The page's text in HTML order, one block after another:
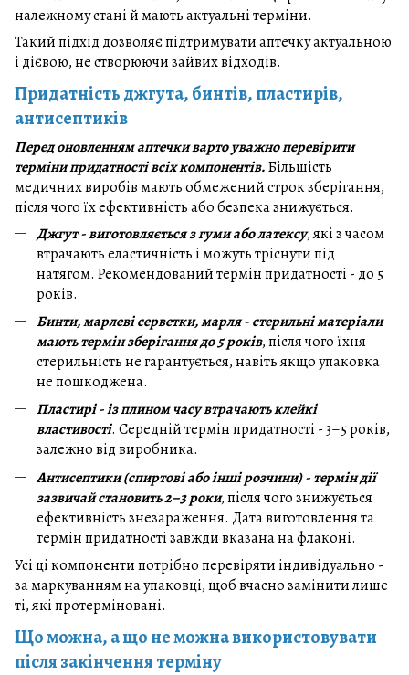
належному стані й мають актуальні терміни.
Такий підхід дозволяє підтримувати аптечку актуальною
і дієвою, не створюючи зайвих відходів.
Придатність джгута, бинтів, пластирів,
антисептиків
Перед оновленням аптечки варто уважно перевірити
терміни придатності всіх компонентів.Більшість
медичних виробів мають обмежений строк зберігання,
після чого їх ефективність або безпека знижується.
Джгут - виготовляється з гуми або латексу, які з часом
втрачають еластичність і можуть тріснути під
натягом. Рекомендований термін придатності - до 5
років.
Бинти, марлеві серветки, марля - стерильні матеріали
мають термін зберігання до 5 років, після чого їхня
стерильність не гарантується, навіть якщо упаковка
не пошкоджена.
Пластирі - із плином часу втрачають клейкі
властивості. Середній термін придатності - 3–5 років,
залежно від виробника.
Антисептики (спиртові або інші розчини) - термін дії
зазвичай становить 2–3 роки, після чого знижується
ефективність знезараження. Дата виготовлення та
термін придатності завжди вказана на флаконі.
Усі ці компоненти потрібно перевіряти індивідуально -
за маркуванням на упаковці, щоб вчасно замінити лише
ті, які протерміновані.
Що можна, а що не можна використовувати
після закінчення терміну